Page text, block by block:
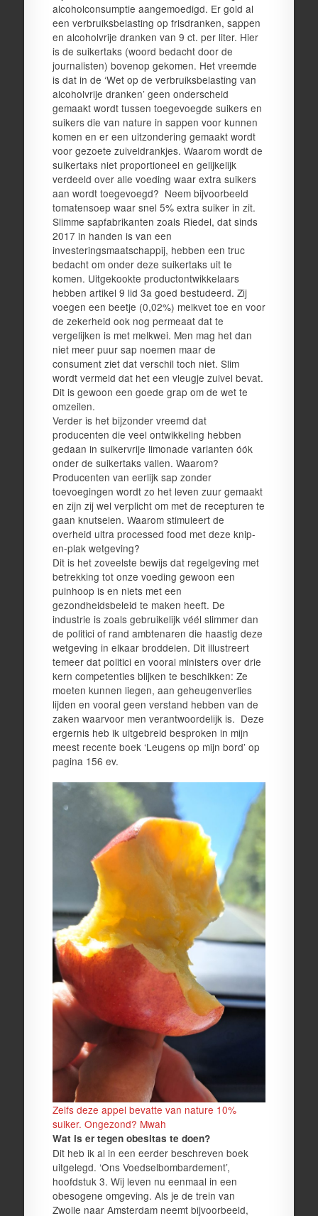
alcoholconsumptie aangemoedigd. Er gold al
een verbruiksbelasting op frisdranken, sappen
en alcoholvrije dranken van 9 ct. per liter. Hier
is de suikertaks (woord bedacht door de
journalisten) bovenop gekomen. Het vreemde
is dat in de ‘Wet op de verbruiksbelasting van
alcoholvrije dranken’ geen onderscheid
gemaakt wordt tussen toegevoegde suikers en
suikers die van nature in sappen voor kunnen
komen en er een uitzondering gemaakt wordt
voor gezoete zuiveldrankjes. Waarom wordt de
suikertaks niet proportioneel en gelijkelijk
verdeeld over alle voeding waar extra suikers
aan wordt toegevoegd? Neem bijvoorbeeld
tomatensoep waar snel 5% extra suiker in zit.
Slimme sapfabrikanten zoals Riedel, dat sinds
2017 in handen is van een
investeringsmaatschappij, hebben een truc
bedacht om onder deze suikertaks uit te
komen. Uitgekookte productontwikkelaars
hebben artikel 9 lid 3a goed bestudeerd. Zij
voegen een beetje (0,02%) melkvet toe en voor
de zekerheid ook nog permeaat dat te
vergelijken is met melkwei. Men mag het dan
niet meer puur sap noemen maar de
consument ziet dat verschil toch niet. Slim
wordt vermeld dat het een vleugje zuivel bevat.
Dit is gewoon een goede grap om de wet te
omzeilen.
Verder is het bijzonder vreemd dat
producenten die veel ontwikkeling hebben
gedaan in suikervrije limonade varianten óók
onder de suikertaks vallen. Waarom?
Producenten van eerlijk sap zonder
toevoegingen wordt zo het leven zuur gemaakt
en zijn zij wel verplicht om met de recepturen te
gaan knutselen. Waarom stimuleert de
overheid ultra processed food met deze knip-
en-plak wetgeving?
Dit is het zoveelste bewijs dat regelgeving met
betrekking tot onze voeding gewoon een
puinhoop is en niets met een
gezondheidsbeleid te maken heeft. De
industrie is zoals gebruikelijk véél slimmer dan
de politici of rand ambtenaren die haastig deze
wetgeving in elkaar broddelen. Dit illustreert
temeer dat politici en vooral ministers over drie
kern competenties blijken te beschikken: Ze
moeten kunnen liegen, aan geheugenverlies
lijden en vooral geen verstand hebben van de
zaken waarvoor men verantwoordelijk is. Deze
ergernis heb ik uitgebreid besproken in mijn
meest recente boek ‘Leugens op mijn bord’ op
pagina 156 ev.
Zelfs deze appel bevatte van nature 10%
suiker. Ongezond? Mwah
Wat is er tegen obesitas te doen?
Dit heb ik al in een eerder beschreven boek
uitgelegd. ‘Ons Voedselbombardement’,
hoofdstuk 3. Wij leven nu eenmaal in een
obesogene omgeving. Als je de trein van
Zwolle naar Amsterdam neemt bijvoorbeeld,